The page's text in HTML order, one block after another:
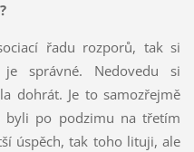
řadu rozporů, tak si
správné. Nedovedu si
dohrát. Je to samozřejmě
byli po podzimu na třetím
úspěch, tak toho lituji, ale